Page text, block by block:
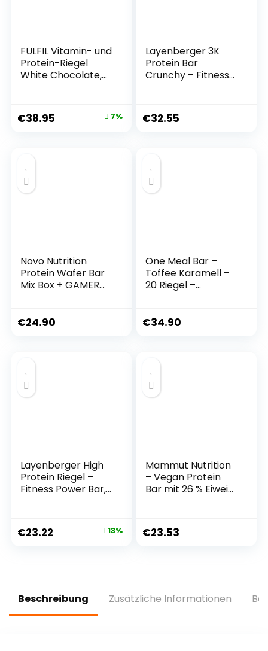
FULFIL Vitamin- und
Protein-Riegel
White Chocolate,
Protein, Low Sugar
Snack mit weißer
€38.95 7%
Layenberger 3K
Protein Bar
Crunchy – Fitness
Pack (15 x 45 g) –
Brownie Caramel
€32.55
Novo Nutrition
Protein Wafer Bar
Mix Box + GAMER
Pack (MIX BOX, 10 x
€24.90
One Meal Bar –
Toffee Karamell –
20 Riegel –
Unterstützung
Ballaststoffen,
Vitaminen – Allévo
€34.90
Layenberger High
Protein Riegel –
Fitness Power Bar,
(18 x 35 g) –
Schoko-Nuss
€23.22 13%
Mammut Nutrition
– Vegan Protein
Bar mit 26 % Eiweiß
Chocolate – 12 x 45
g Riegel Tray
€23.53
Beschreibung Zusätzliche Informationen